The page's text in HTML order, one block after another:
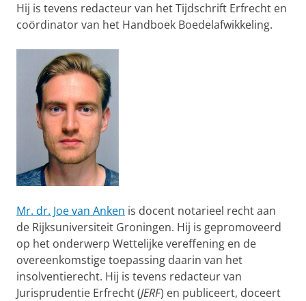
Hij is tevens redacteur van het Tijdschrift Erfrecht en
coördinator van het Handboek Boedelafwikkeling.
Mr. dr. Joe van Anken is docent notarieel recht aan
de Rijksuniversiteit Groningen. Hij is gepromoveerd
op het onderwerp Wettelijke vereffening en de
overeenkomstige toepassing daarin van het
insolventierecht. Hij is tevens redacteur van
Jurisprudentie Erfrecht (JERF) en publiceert, doceert